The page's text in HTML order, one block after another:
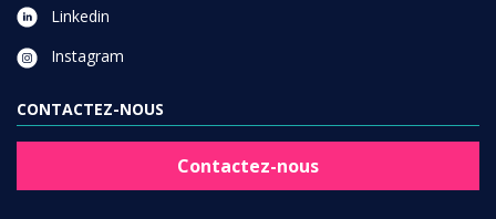
Linkedin
Instagram
CONTACTEZ-NOUS
Contactez-nous